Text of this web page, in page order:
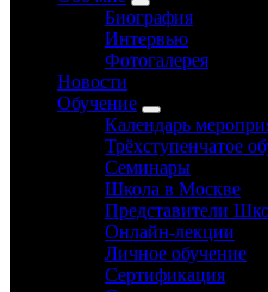
Биография
Интервью
Фотогалерея
Новости
Обучение
Календарь
Трёхступенчатое
Семинары
Школа в Москве
Представители
Онлайн-лекции
Личное обучение
Сертификация